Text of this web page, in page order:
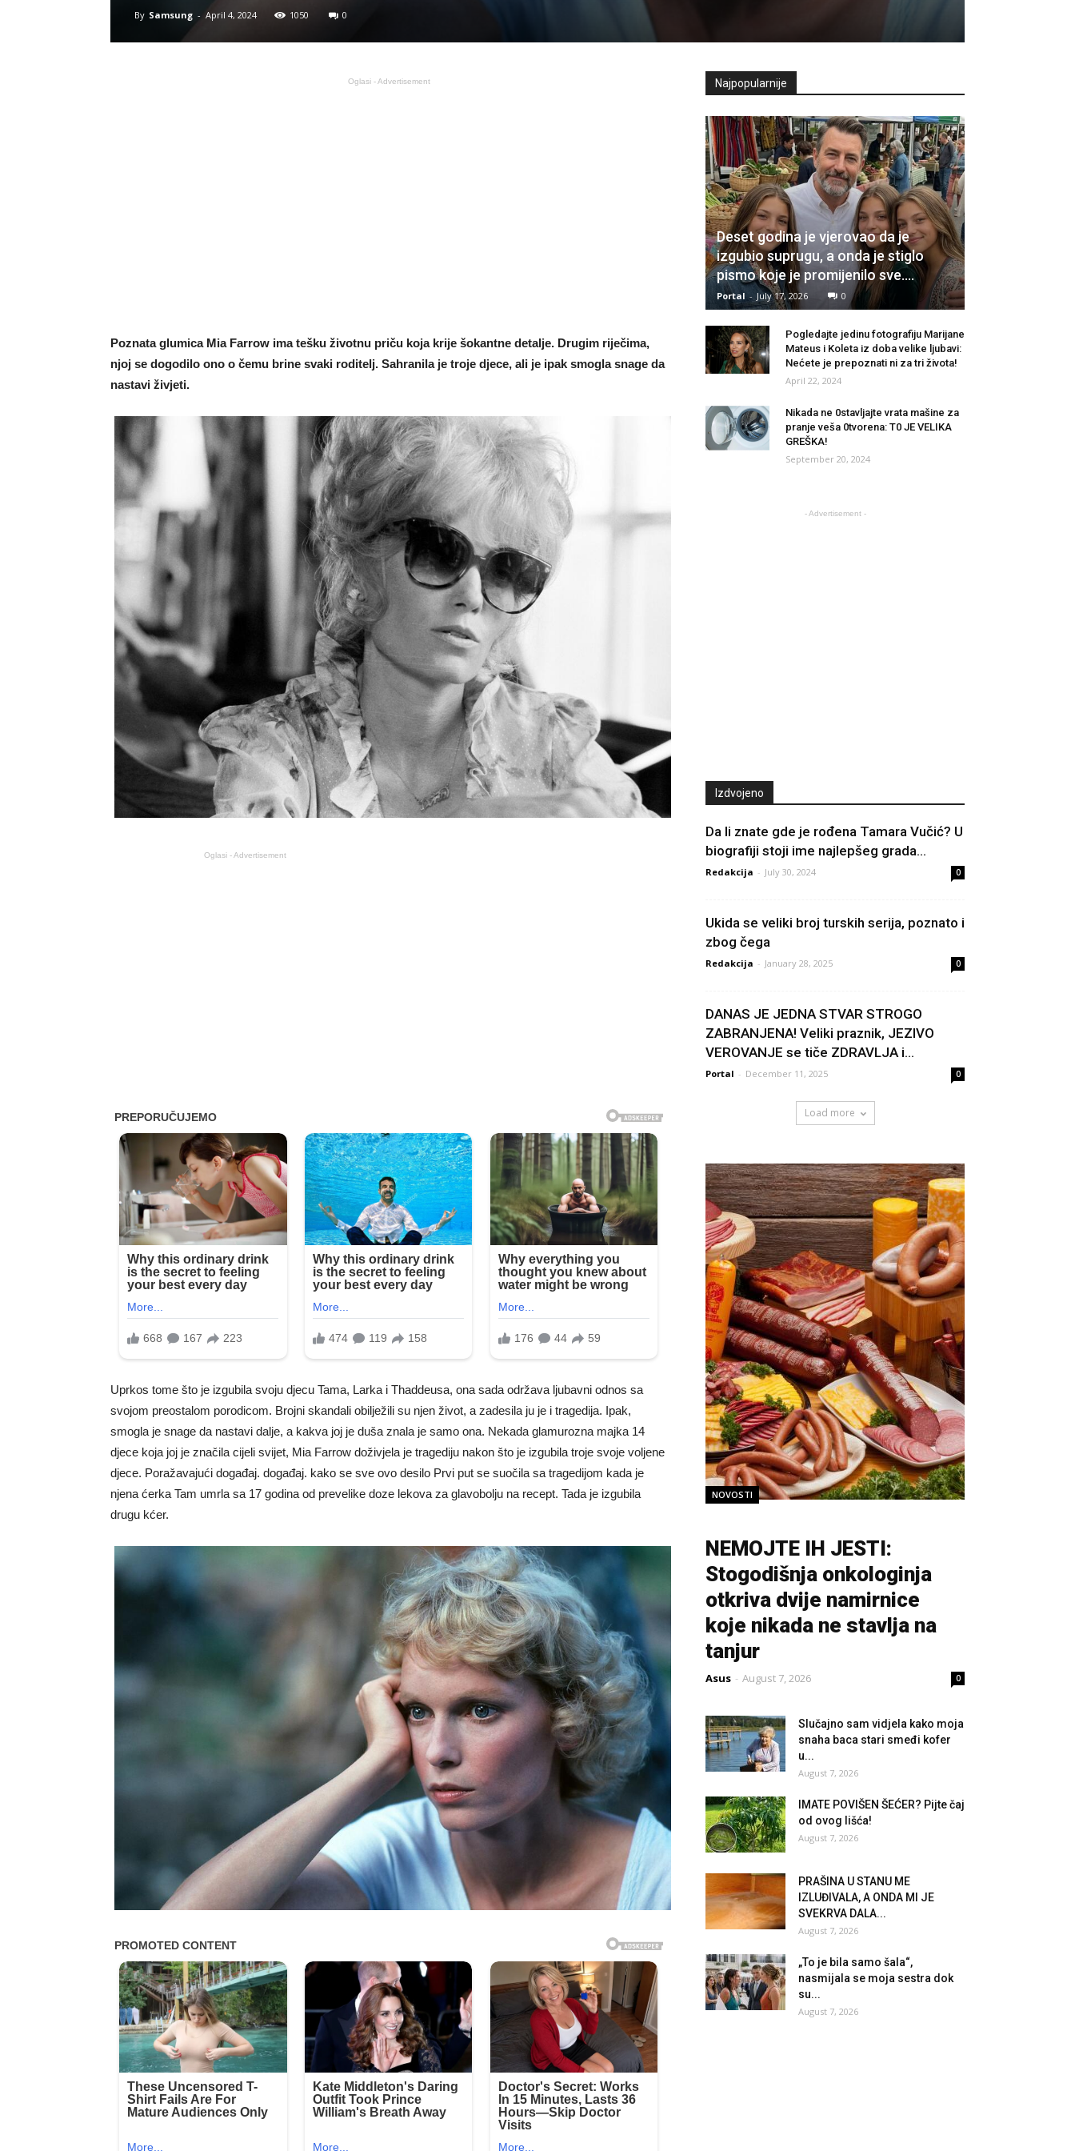
By Samsung - April 4, 2024 1050 0
Oglasi - Advertisement
Poznata glumica Mia Farrow ima tešku životnu priču koja krije šokantne detalje. Drugim riječima,
njoj se dogodilo ono o čemu brine svaki roditelj. Sahranila je troje djece, ali je ipak smogla snage da
nastavi živjeti.
Oglasi - Advertisement
Uprkos tome što je izgubila svoju djecu Tama, Larka i Thaddeusa, ona sada održava ljubavni odnos sa
svojom preostalom porodicom. Brojni skandali obilježili su njen život, a zadesila ju je i tragedija. Ipak,
smogla je snage da nastavi dalje, a kakva joj je duša znala je samo ona. Nekada glamurozna majka 14
djece koja joj je značila cijeli svijet, Mia Farrow doživjela je tragediju nakon što je izgubila troje svoje voljene
djece. Poražavajući događaj. događaj. kako se sve ovo desilo Prvi put se suočila sa tragedijom kada je
njena ćerka Tam umrla sa 17 godina od prevelike doze lekova za glavobolju na recept. Tada je izgubila
drugu kćer.
Najpopularnije
Deset godina je vjerovao da je
izgubio suprugu, a onda je stiglo
pismo koje je promijenilo sve….
Portal - July 17, 2026 0
Pogledajte jedinu fotografiju Marijane
Mateus i Koleta iz doba velike ljubavi:
Nećete je prepoznati ni za tri života!
April 22, 2024
Nikada ne 0stavljajte vrata mašine za
pranje veša 0tvorena: T0 JE VELIKA
GREŠKA!
September 20, 2024
- Advertisement -
Izdvojeno
Da li znate gde je rođena Tamara Vučić? U
biografiji stoji ime najlepšeg grada...
Redakcija - July 30, 2024 0
Ukida se veliki broj turskih serija, poznato i
zbog čega
Redakcija - January 28, 2025 0
DANAS JE JEDNA STVAR STROGO
ZABRANJENA! Veliki praznik, JEZIVO
VEROVANJE se tiče ZDRAVLJA i...
Portal - December 11, 2025 0
Load more
NOVOSTI
NEMOJTE IH JESTI:
Stogodišnja onkologinja
otkriva dvije namirnice
koje nikada ne stavlja na
tanjur
Asus - August 7, 2026 0
Slučajno sam vidjela kako moja
snaha baca stari smeđi kofer
u...
August 7, 2026
IMATE POVIŠEN ŠEĆER? Pijte čaj
od ovog lišća!
August 7, 2026
PRAŠINA U STANU ME
IZLUĐIVALA, A ONDA MI JE
SVEKRVA DALA...
August 7, 2026
„To je bila samo šala“,
nasmijala se moja sestra dok
su...
August 7, 2026